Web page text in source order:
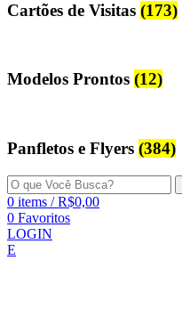
Cartões de Visitas (173)
Modelos Prontos (12)
Panfletos e Flyers (384)
0 items / R$0,00
0 Favoritos
LOGIN
E